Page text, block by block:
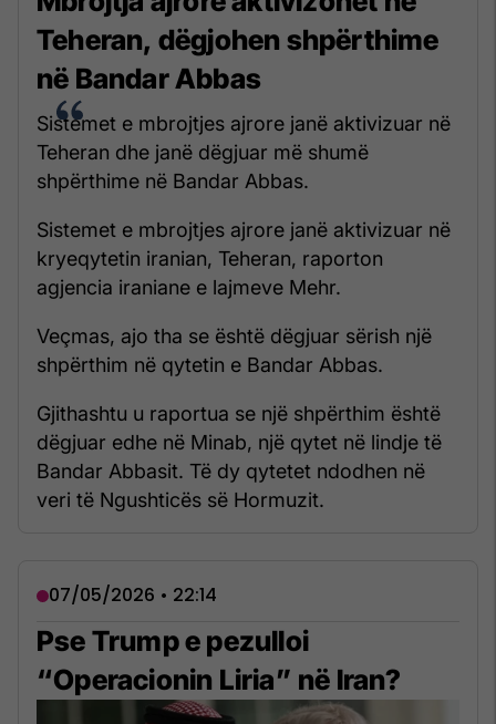
Teheran, dëgjohen shpërthime
në Bandar Abbas
Sistemet e mbrojtjes ajrore janë aktivizuar në
Teheran dhe janë dëgjuar më shumë
shpërthime në Bandar Abbas.
Sistemet e mbrojtjes ajrore janë aktivizuar në
kryeqytetin iranian, Teheran, raporton
agjencia iraniane e lajmeve Mehr.
Veçmas, ajo tha se është dëgjuar sërish një
shpërthim në qytetin e Bandar Abbas.
Gjithashtu u raportua se një shpërthim është
dëgjuar edhe në Minab, një qytet në lindje të
Bandar Abbasit. Të dy qytetet ndodhen në
veri të Ngushticës së Hormuzit.
07/05/2026 • 22:14
Pse Trump e pezulloi
“Operacionin Liria” në Iran?